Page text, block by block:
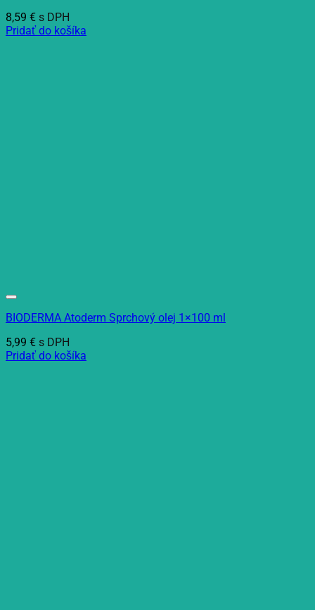
8,59 € s DPH
Pridať do košíka
BIODERMA Atoderm Sprchový olej 1×100 ml
5,99 € s DPH
Pridať do košíka